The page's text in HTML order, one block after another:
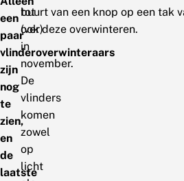
een
paar
vlinderoverwinteraars
zijn
nog
te
zien,
en
de
laatste
tot
(ver)
in
november.
De
vlinders
komen
zowel
op
licht
buurt van een knop op een tak
ook deze overwinteren.